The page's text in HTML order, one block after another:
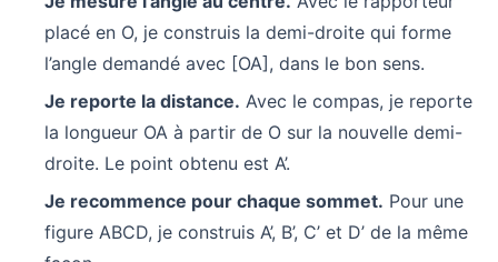
placé en O, je construis la demi-droite qui forme
l’angle demandé avec [OA], dans le bon sens.
Je reporte la distance. Avec le compas, je reporte
la longueur OA à partir de O sur la nouvelle demi-
droite. Le point obtenu est A’.
Je recommence pour chaque sommet. Pour une
figure ABCD, je construis A’, B’, C’ et D’ de la même